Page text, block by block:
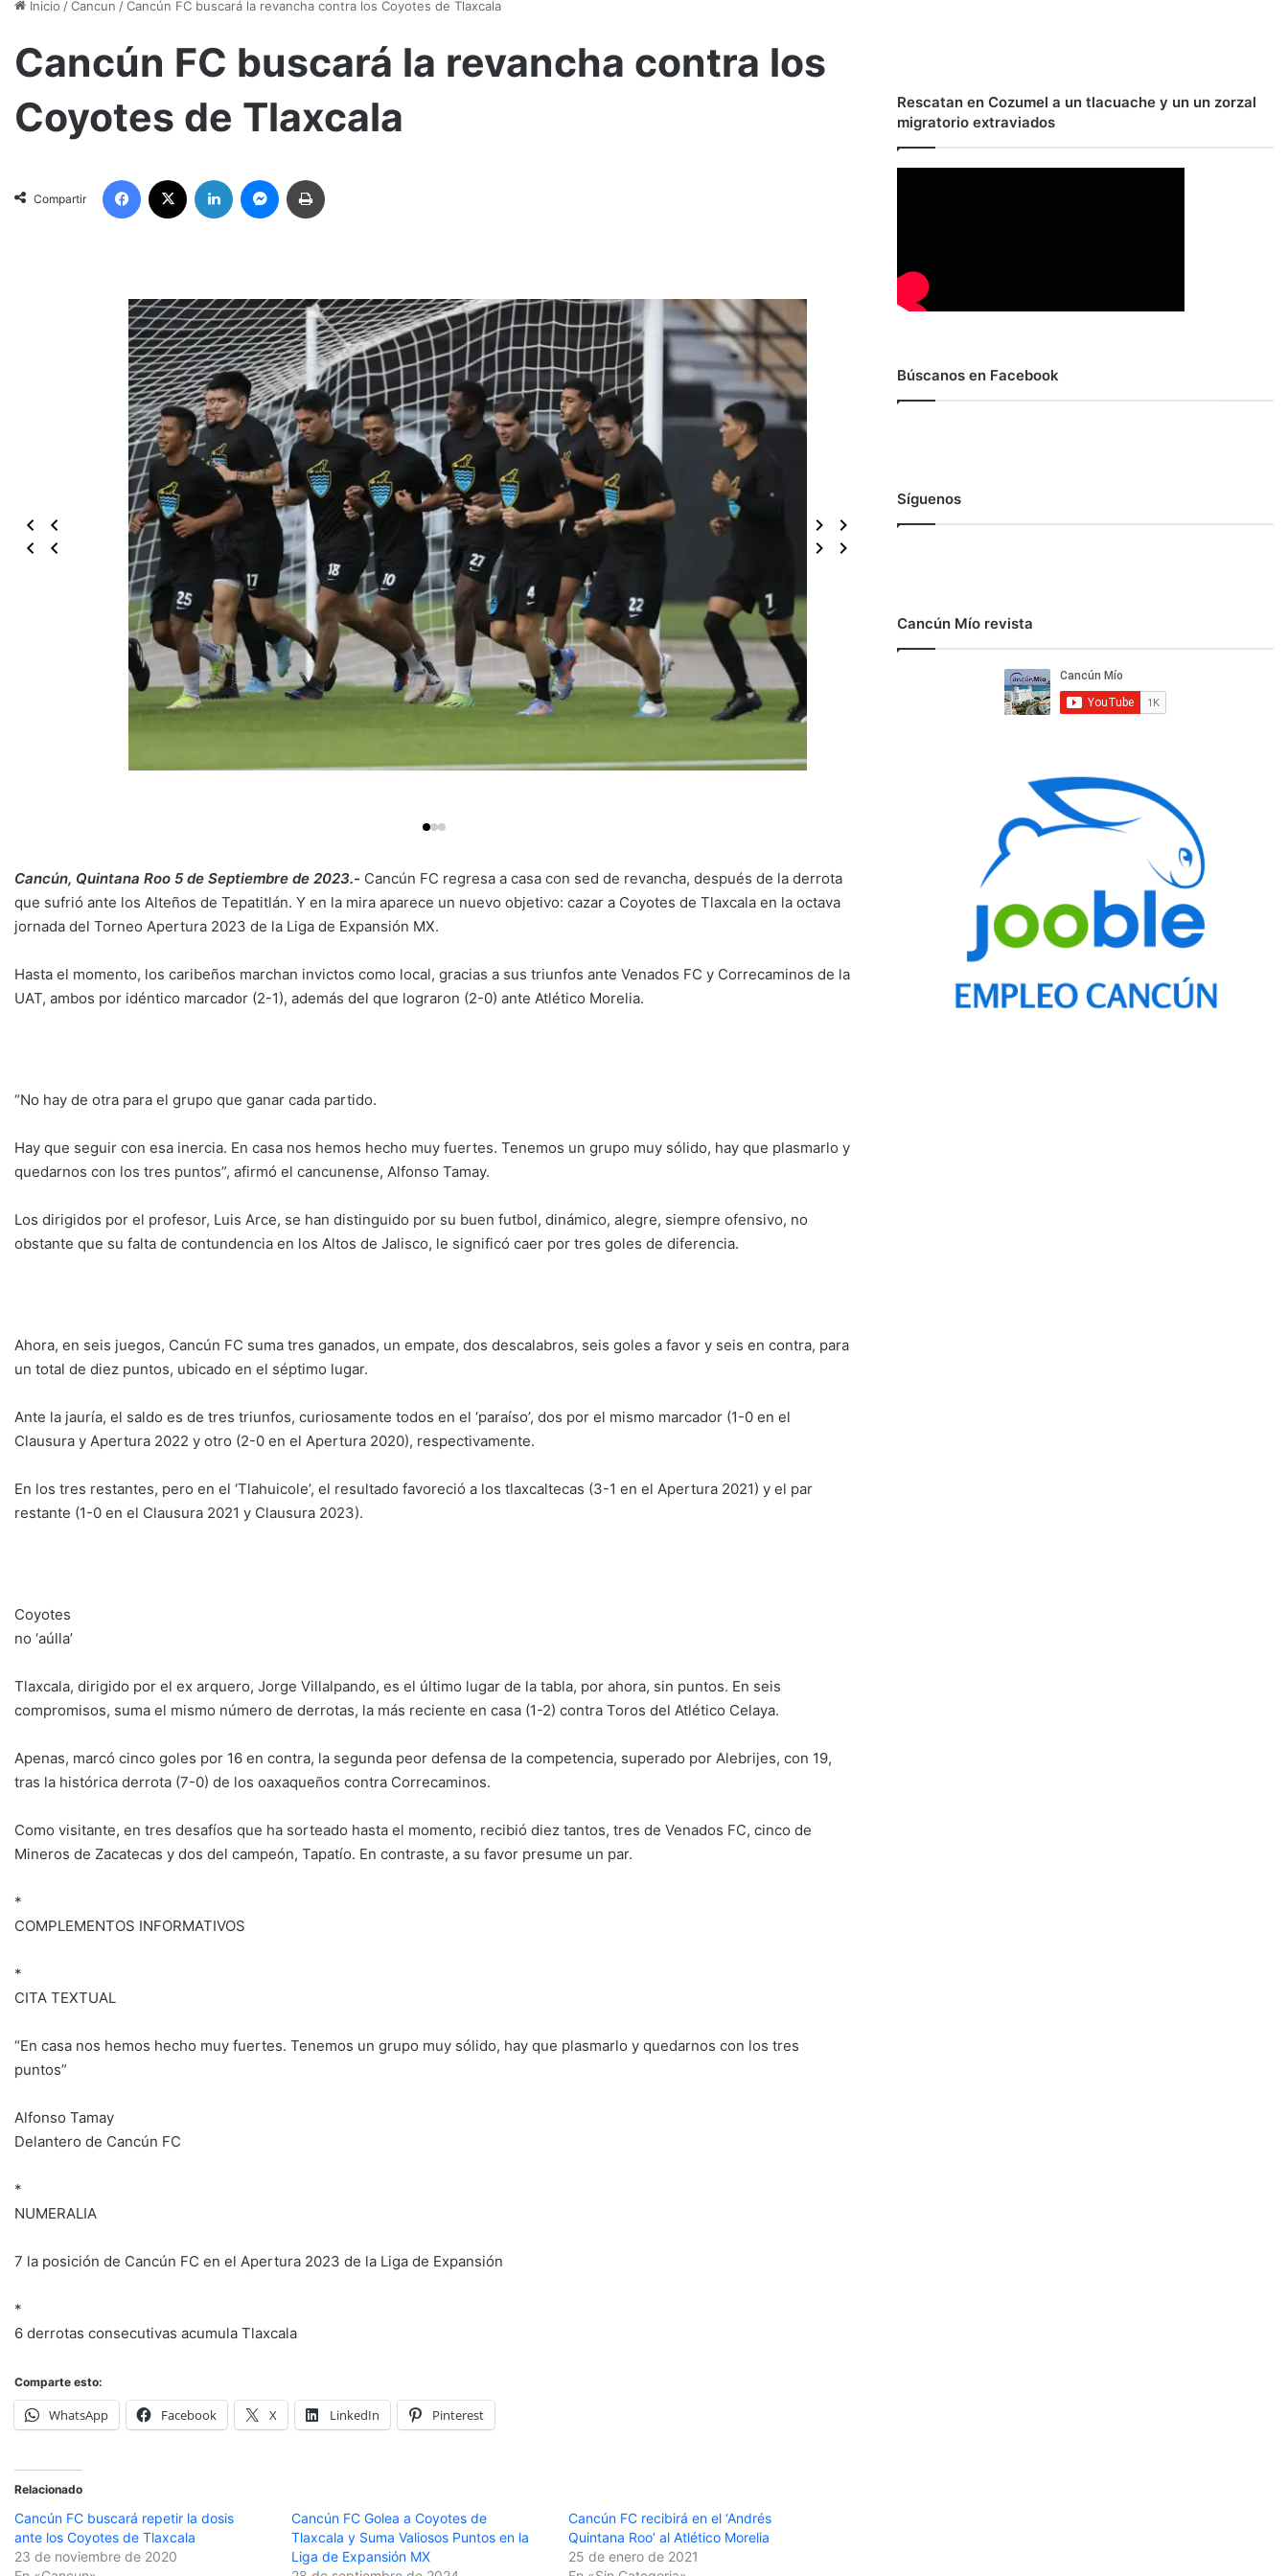
Inicio /Cancun /Cancún FC buscará la revancha contra los Coyotes de Tlaxcala
Cancún FC buscará la revancha contra los
Coyotes de Tlaxcala
Compartir
Facebook LinkedIn Messenger
Cancún, Quintana Roo 5 de Septiembre de 2023.- Cancún FC regresa a casa con sed de revancha, después de la derrota
que sufrió ante los Alteños de Tepatitlán. Y en la mira aparece un nuevo objetivo: cazar a Coyotes de Tlaxcala en la octava
jornada del Torneo Apertura 2023 de la Liga de Expansión MX.
Hasta el momento, los caribeños marchan invictos como local, gracias a sus triunfos ante Venados FC y Correcaminos de la
UAT, ambos por idéntico marcador (2-1), además del que lograron (2-0) ante Atlético Morelia.
“No hay de otra para el grupo que ganar cada partido.
Hay que seguir con esa inercia. En casa nos hemos hecho muy fuertes. Tenemos un grupo muy sólido, hay que plasmarlo y
quedarnos con los tres puntos”, afirmó el cancunense, Alfonso Tamay.
Los dirigidos por el profesor, Luis Arce, se han distinguido por su buen futbol, dinámico, alegre, siempre ofensivo, no
obstante que su falta de contundencia en los Altos de Jalisco, le significó caer por tres goles de diferencia.
Ahora, en seis juegos, Cancún FC suma tres ganados, un empate, dos descalabros, seis goles a favor y seis en contra, para
un total de diez puntos, ubicado en el séptimo lugar.
Ante la jauría, el saldo es de tres triunfos, curiosamente todos en el ‘paraíso’, dos por el mismo marcador (1-0 en el
Clausura y Apertura 2022 y otro (2-0 en el Apertura 2020), respectivamente.
En los tres restantes, pero en el ‘Tlahuicole’, el resultado favoreció a los tlaxcaltecas (3-1 en el Apertura 2021) y el par
restante (1-0 en el Clausura 2021 y Clausura 2023).
Coyotes
no ‘aúlla’
Tlaxcala, dirigido por el ex arquero, Jorge Villalpando, es el último lugar de la tabla, por ahora, sin puntos. En seis
compromisos, suma el mismo número de derrotas, la más reciente en casa (1-2) contra Toros del Atlético Celaya.
Apenas, marcó cinco goles por 16 en contra, la segunda peor defensa de la competencia, superado por Alebrijes, con 19,
tras la histórica derrota (7-0) de los oaxaqueños contra Correcaminos.
Como visitante, en tres desafíos que ha sorteado hasta el momento, recibió diez tantos, tres de Venados FC, cinco de
Mineros de Zacatecas y dos del campeón, Tapatío. En contraste, a su favor presume un par.
*
COMPLEMENTOS INFORMATIVOS
*
CITA TEXTUAL
“En casa nos hemos hecho muy fuertes. Tenemos un grupo muy sólido, hay que plasmarlo y quedarnos con los tres
puntos”
Alfonso Tamay
Delantero de Cancún FC
*
NUMERALIA
7 la posición de Cancún FC en el Apertura 2023 de la Liga de Expansión
*
6 derrotas consecutivas acumula Tlaxcala
Comparte esto:
WhatsApp Facebook X LinkedIn Pinterest
Relacionado
Cancún FC buscará repetir la dosis
ante los Coyotes de Tlaxcala
23 de noviembre de 2020
Cancún FC Golea a Coyotes de
Tlaxcala y Suma Valiosos Puntos en la
Liga de Expansión MX
Cancún FC recibirá en el ‘Andrés
Quintana Roo’ al Atlético Morelia
25 de enero de 2021
Rescatan en Cozumel a un tlacuache y un un zorzal
migratorio extraviados
Búscanos en Facebook
Síguenos
Cancún Mío revista